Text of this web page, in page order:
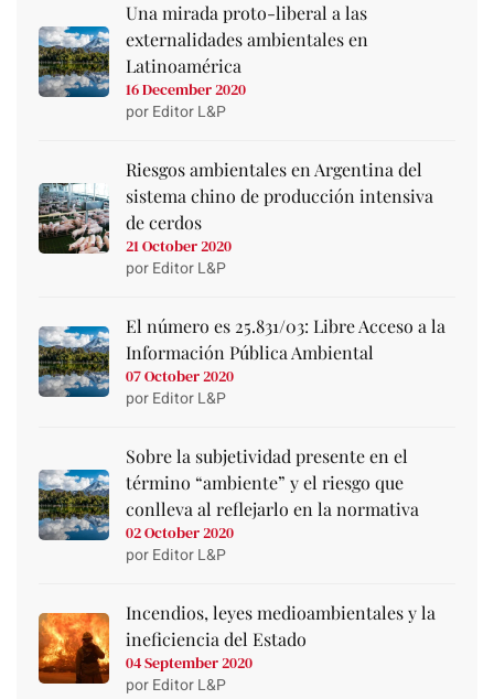
Una mirada proto-liberal a las
externalidades ambientales en
Latinoamérica
16 December 2020
por Editor L&P
Riesgos ambientales en Argentina del
sistema chino de producción intensiva
de cerdos
21 October 2020
por Editor L&P
El número es 25.831/03: Libre Acceso a la
Información Pública Ambiental
07 October 2020
por Editor L&P
Sobre la subjetividad presente en el
término “ambiente” y el riesgo que
conlleva al reflejarlo en la normativa
02 October 2020
por Editor L&P
Incendios, leyes medioambientales y la
ineficiencia del Estado
04 September 2020
por Editor L&P